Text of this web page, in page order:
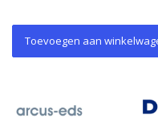
Toevoegen aan